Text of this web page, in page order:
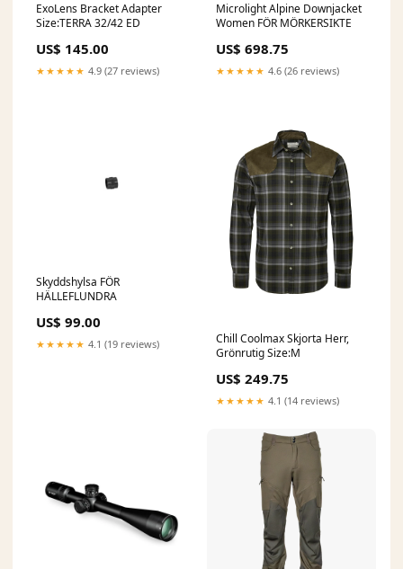
ExoLens Bracket Adapter
Size:TERRA 32/42 ED
US$ 145.00
★★★★★ 4.9 (27 reviews)
Microlight Alpine Downjacket
Women FÖR MÖRKERSIKTE
US$ 698.75
★★★★★ 4.6 (26 reviews)
Skyddshylsa FÖR
HÄLLEFLUNDRA
US$ 99.00
★★★★★ 4.1 (19 reviews)
Chill Coolmax Skjorta Herr,
Grönrutig Size:M
US$ 249.75
★★★★★ 4.1 (14 reviews)